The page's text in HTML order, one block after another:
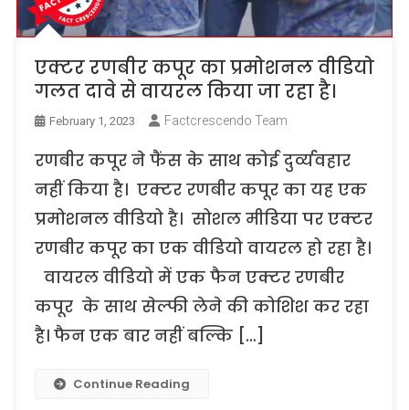
एक्टर रणबीर कपूर का प्रमोशनल वीडियो
गलत दावे से वायरल किया जा रहा है।
February 1, 2023 Factcrescendo Team
रणबीर कपूर ने फैंस के साथ कोई दुर्व्यवहार
नहीं किया है। एक्टर रणबीर कपूर का यह एक
प्रमोशनल वीडियो है। सोशल मीडिया पर एक्टर
रणबीर कपूर का एक वीडियो वायरल हो रहा है।
वायरल वीडियो में एक फैन एक्टर रणबीर
कपूर के साथ सेल्फी लेने की कोशिश कर रहा
है। फैन एक बार नहीं बल्कि […]
Continue Reading